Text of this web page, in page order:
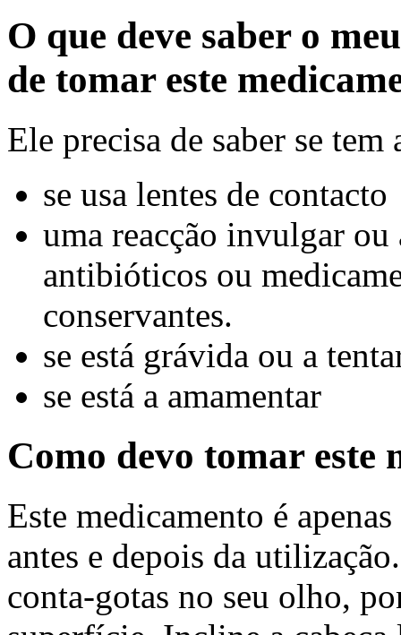
O que deve saber o
de tomar este
Ele precisa de saber se
se usa lentes de contacto
uma reacção invulgar
antibióticos ou
conservantes.
se está grávida ou a
se está a amamentar
Como devo tomar este
Este medicamento é
antes e depois da
conta-gotas no seu olho,